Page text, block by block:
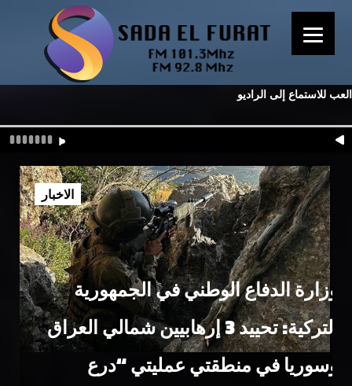
العب للاستماع إلى الراديو
وزارة الدفاع الوطني في الجمهورية
التركية: تحييد 3 إرهابيين شمالي العراق
وسوريا في منطقتي عمليتي “درع
الاخبار